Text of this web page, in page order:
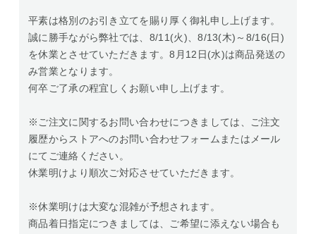
平素は格別のお引き立てを賜り厚く御礼申し上げます。
誠に勝手ながら弊社では、8/11(火)、8/13(木)～8/16(日)
を休業とさせていただきます。8月12日(水)は商品発送の
み営業となります。
何卒ご了承の程宜しくお願い申し上げます。
※ご注文に関するお問い合わせにつきましては、ご注文
履歴からストアへのお問い合わせフォームまたはメール
にてご連絡ください。
休業明けより順次ご対応させていただきます。
※休業明けは大変な混雑が予想されます。
商品着日指定につきましては、ご希望に添えない場合も